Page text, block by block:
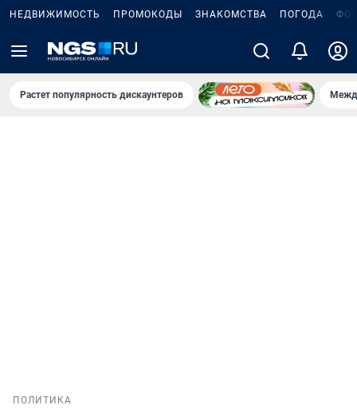
НЕДВИЖИМОСТЬ ПРОМОКОДЫ ЗНАКОМСТВА ПОГОДА
Растет популярность дискаунтеров
ПОЛИТИКА